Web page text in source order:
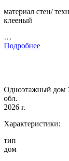
материал стен/
клееный
…
Подробнее
Одноэтажный дом
обл.
2026 г.
Характеристики:
тип
дом